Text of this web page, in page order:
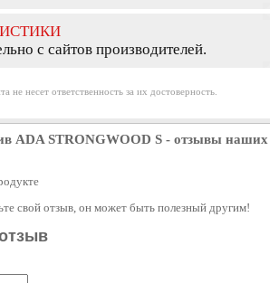
с сайтов производителей.
не несет ответственность за их достоверность.
ADA STRONGWOOD S - отзывы наших
свой отзыв, он может быть полезный другим!